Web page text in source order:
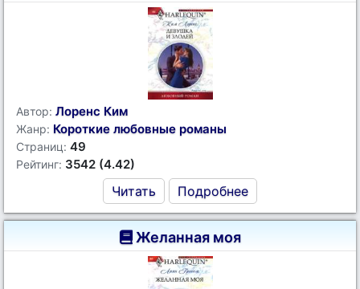
Автор: Лоренс Ким
Жанр: Короткие любовные романы
Страниц: 49
Рейтинг: 3542 (4.42)
Читать Подробнее
Желанная моя